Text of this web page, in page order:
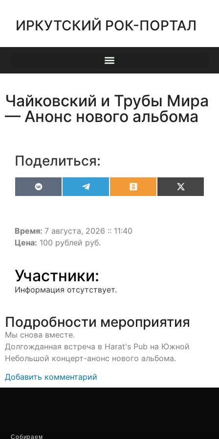
ИРКУТСКИЙ РОК-ПОРТАЛ
Чайковский и Трубы Мира
— Анонс нового альбома
Поделиться:
VK OdnoklassnikiX
(Twitter)
Время: 7 августа, 2026 :: 11:40
Цена: 100 рублей руб.
Участники:
Информация отсутствует.
Подробности мероприятия
Мы снова вместе.
Долгожданная встреча в Harat's Pub на Южной
Небольшой концерт-анонс нового альбома.
Добавить комментарий
Собираем